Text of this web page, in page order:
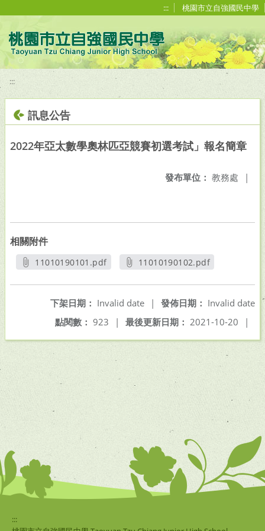
::: 桃園市立自強國民中學
:::
訊息公告
2022年亞太數學奧林匹亞競賽初選考試」報名簡章
發布單位： 教務處 |
相關附件
11010190101.pdf
11010190102.pdf
發佈日期： Invalid date
下架日期： Invalid date
|
最後更新日期： 2021-10-20 |
點閱數： 923 |
:::